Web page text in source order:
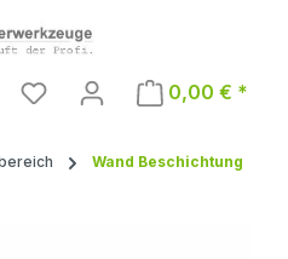
0,00 € *
Wand Beschichtung